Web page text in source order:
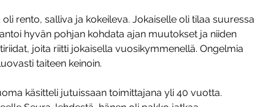
rento, salliva ja kokeileva. Jokaiselle oli tilaa suuressa
hyvän pohjan kohdata ajan muutokset ja niiden
joita riitti jokaisella vuosikymmenellä. Ongelmia
taiteen keinoin.
käsitteli jutuissaan toimittajana yli 40 vuotta.